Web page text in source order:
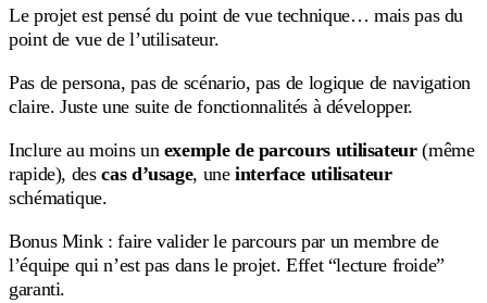
Le projet est pensé du point de vue technique… mais pas du
point de vue de l’utilisateur.
Pas de persona, pas de scénario, pas de logique de navigation
claire. Juste une suite de fonctionnalités à développer.
Inclure au moins un exemple de parcours utilisateur(même
rapide), descas d’usage, uneinterface utilisateur
schématique.
Bonus Mink : faire valider le parcours par un membre de
l’équipe qui n’est pas dans le projet. Effet “lecture froide”
garanti.